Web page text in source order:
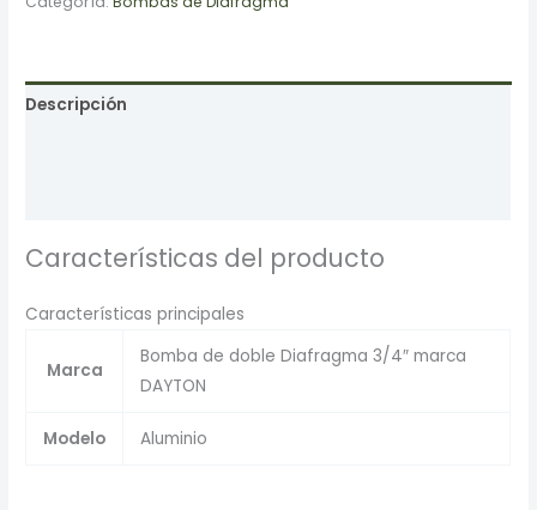
Descripción
Características del producto
Características principales
Marca
Bomba de doble Diafragma 3/4″ marca
DAYTON
Modelo Aluminio